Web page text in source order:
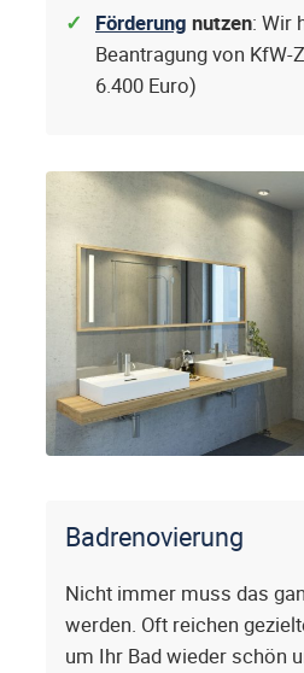
Förderung nutzen: Wir
Beantragung von
6.400 Euro)
Badrenovierung
Nicht immer muss das
werden. Oft reichen
um Ihr Bad wieder schön